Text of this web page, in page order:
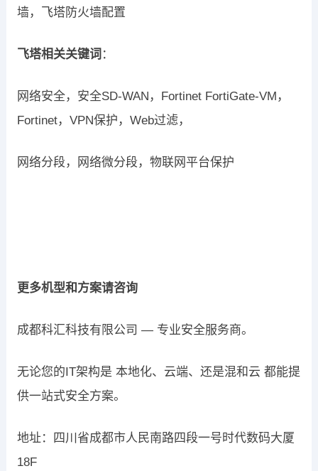
墙，飞塔防火墙配置
飞塔相关关键词 ：
网络安全，安全SD-WAN，Fortinet FortiGate-VM，
Fortinet，VPN保护，Web过滤，
网络分段，网络微分段，物联网平台保护
更多机型和方案请咨询
成都科汇科技有限公司 — 专业安全服务商。
无论您的IT架构是 本地化、云端、还是混和云 都能提
供一站式安全方案。
地址：四川省成都市人民南路四段一号时代数码大厦
18F